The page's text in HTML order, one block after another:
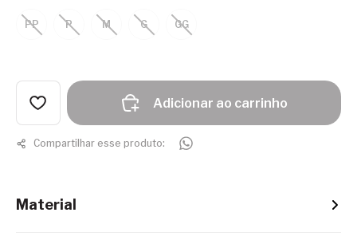
PP P M G GG
Adicionar ao carrinho
Compartilhar esse produto:
Material